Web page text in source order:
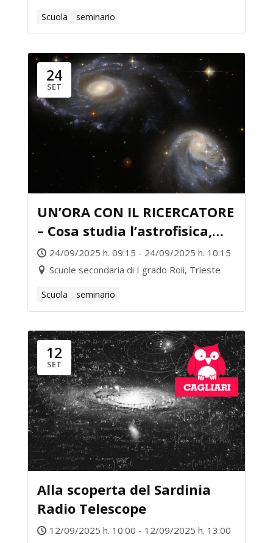
Scuola seminario
24
SET
UN’ORA CON IL RICERCATORE
– Cosa studia l’astrofisica,
ma soprattutto perché?
24/09/2025 h. 09:15 - 24/09/2025 h. 10:15
Scuole secondaria di I grado Roli, Trieste
Scuola seminario
12
SET
Alla scoperta del Sardinia
Radio Telescope
12/09/2025 h. 10:00 - 12/09/2025 h. 13:00